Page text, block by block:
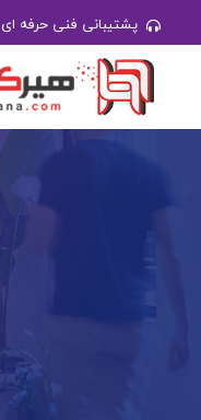
پشتیبانی فنی حرفه ای